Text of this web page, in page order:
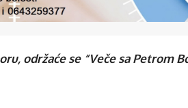
održaće se “Veče sa Petrom